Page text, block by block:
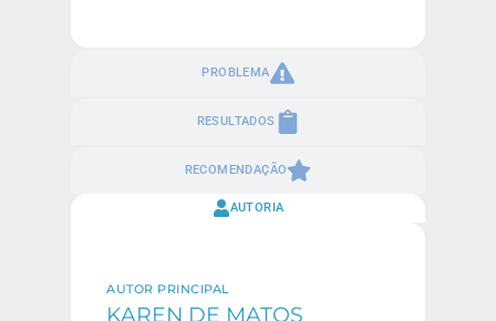
PROBLEMA
RESULTADOS
RECOMENDAÇÃO
AUTORIA
AUTOR PRINCIPAL
KAREN DE MATOS